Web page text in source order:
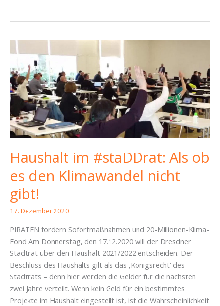
Haushalt im #staDDrat: Als ob
es den Klimawandel nicht
gibt!
17. Dezember 2020
PIRATEN fordern Sofortmaßnahmen und 20-Millionen-Klima-
Fond Am Donnerstag, den 17.12.2020 will der Dresdner
Stadtrat über den Haushalt 2021/2022 entscheiden. Der
Beschluss des Haushalts gilt als das ‚Königsrecht‘ des
Stadtrats – denn hier werden die Gelder für die nächsten
zwei Jahre verteilt. Wenn kein Geld für ein bestimmtes
Projekte im Haushalt eingestellt ist, ist die Wahrscheinlichkeit